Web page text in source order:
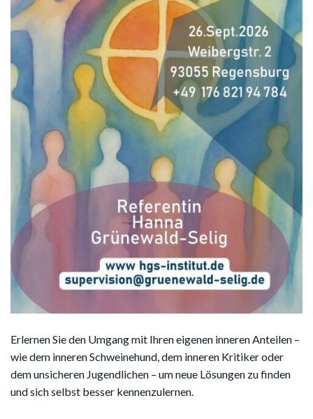
Erlernen Sie den Umgang mit Ihren eigenen inneren Anteilen –
wie dem inneren Schweinehund, dem inneren Kritiker oder
dem unsicheren Jugendlichen – um neue Lösungen zu finden
und sich selbst besser kennenzulernen.